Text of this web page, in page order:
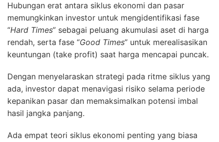
Hubungan erat antara siklus ekonomi dan pasar
memungkinkan investor untuk mengidentifikasi fase
“Hard Times” sebagai peluang akumulasi aset di harga
rendah, serta fase “Good Times” untuk merealisasikan
keuntungan (take profit) saat harga mencapai puncak.
Dengan menyelaraskan strategi pada ritme siklus yang
ada, investor dapat menavigasi risiko selama periode
kepanikan pasar dan memaksimalkan potensi imbal
hasil jangka panjang.
Ada empat teori siklus ekonomi penting yang biasa